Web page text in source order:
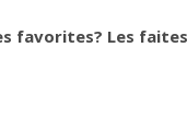
favorites? Les